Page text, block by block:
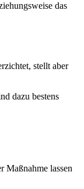
das
stellt aber
dazu bestens
Maßnahme lassen